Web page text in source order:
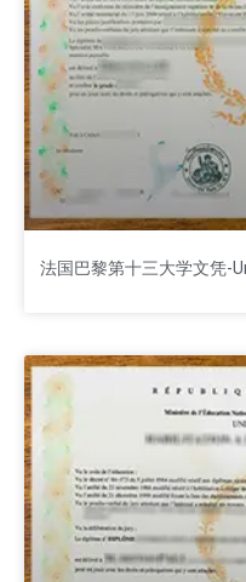
法国巴黎第十三大学文凭-